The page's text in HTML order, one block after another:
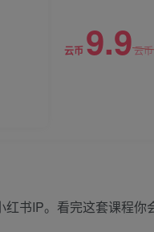
云币 9.9云币
书IP。看完这套课程你